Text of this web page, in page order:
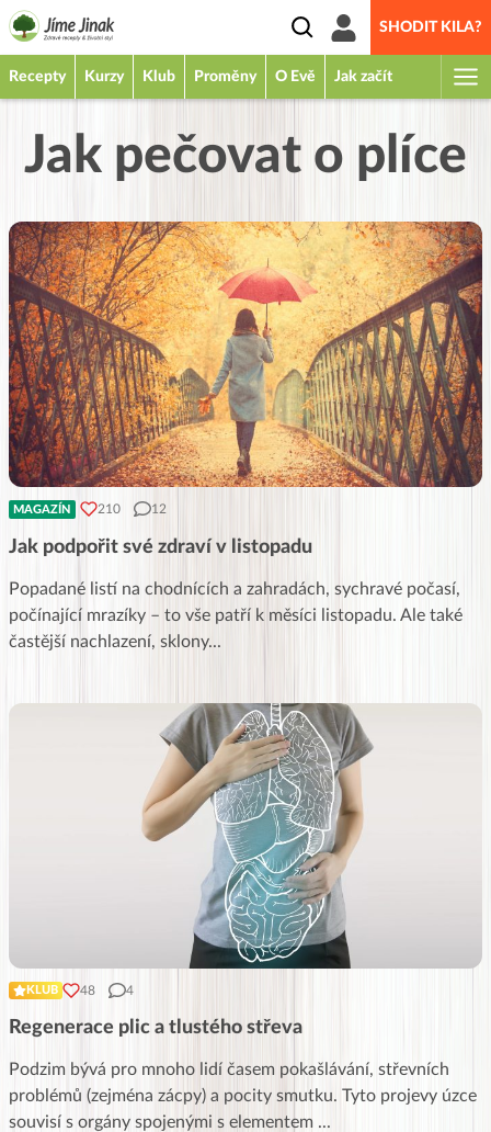
SHODIT KILA?
Recepty Kurzy Klub Proměny O Evě Jak začít
Jak pečovat o plíce
MAGAZÍN 210 12
Jak podpořit své zdraví v listopadu
Popadané listí na chodnících a zahradách, sychravé počasí,
počínající mrazíky – to vše patří k měsíci listopadu. Ale také
častější nachlazení, sklony...
KLUB 48 4
Regenerace plic a tlustého střeva
Podzim bývá pro mnoho lidí časem pokašlávání, střevních
problémů (zejména zácpy) a pocity smutku. Tyto projevy úzce
souvisí s orgány spojenými s elementem ...